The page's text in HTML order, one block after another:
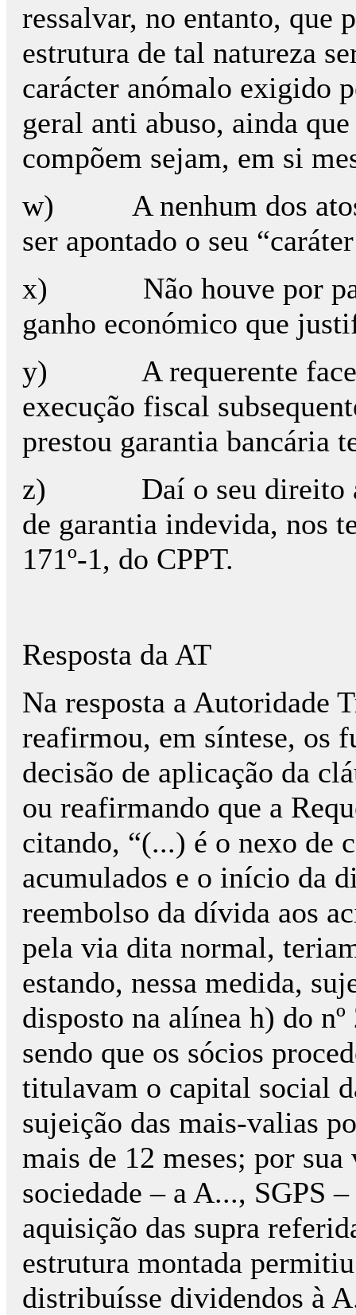
ressalvar, no entanto, que
estrutura de tal natureza
carácter anómalo exigido
geral anti abuso, ainda
compõem sejam, em si
w) A nenhum dos atos
ser apontado o seu
x) Não houve por
ganho económico que
y) A requerente face à
execução fiscal
prestou garantia bancária
z) Daí o seu direito a
de garantia indevida, nos
171º-1, do CPPT.
Resposta da AT
Na resposta a Autoridade
reafirmou, em síntese, os
decisão de aplicação da
ou reafirmando que a
citando, “(...) é o nexo de
acumulados e o início da
reembolso da dívida aos
pela via dita normal,
estando, nessa medida,
disposto na alínea h) do
sendo que os sócios
titulavam o capital social
sujeição das mais-valias
mais de 12 meses; por
sociedade – a A..., SGPS
aquisição das supra
estrutura montada
distribuísse dividendos à